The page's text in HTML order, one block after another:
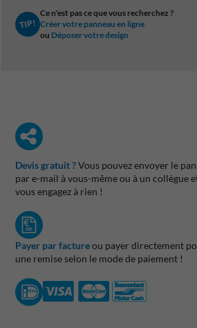
TIP!
Ce n'est pas ce que vous recherchez ?
Créer votre panneau en ligne
ou Déposer votre design
Devis gratuit ?Vous pouvez envoyer le
par e-mail à vous-même ou à un collègue
vous engagez à rien !
Payer par factureou payer directement
une remise selon le mode de paiement !